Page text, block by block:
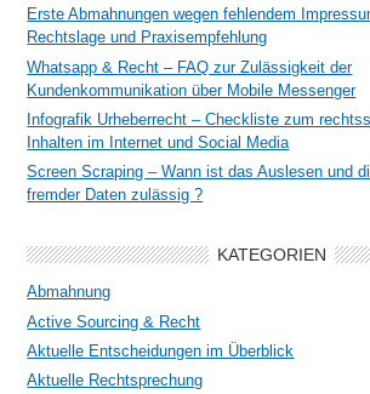
Erste Abmahnungen wegen fehlendem
Rechtslage und Praxisempfehlung
Whatsapp & Recht – FAQ zur Zulässigkeit der
Kundenkommunikation über Mobile Messenger
Infografik Urheberrecht – Checkliste zum
Inhalten im Internet und Social Media
Screen Scraping – Wann ist das Auslesen und
fremder Daten zulässig ?
KATEGORIEN
Abmahnung
Active Sourcing & Recht
Aktuelle Entscheidungen im Überblick
Aktuelle Rechtsprechung